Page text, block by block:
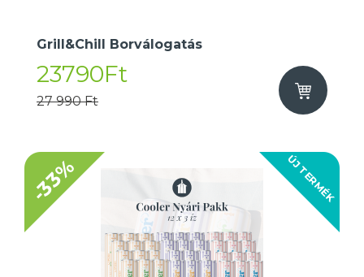
Grill&Chill Borválogatás
23790Ft
27 990 Ft
ÚJ TERMÉK
-33%